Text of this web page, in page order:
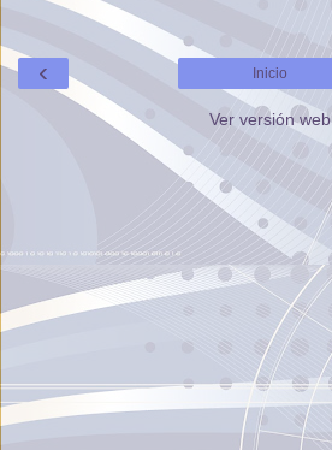
‹ Inicio
Ver versión web